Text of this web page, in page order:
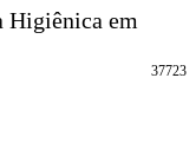
Higiênica em
37723